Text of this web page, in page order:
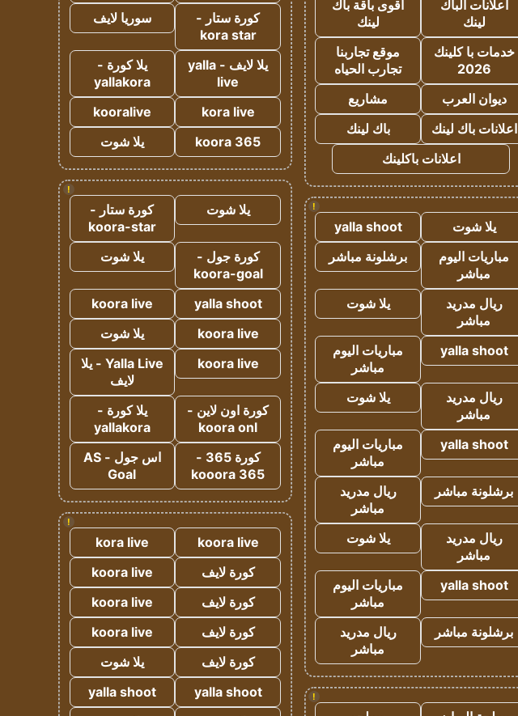
اعلانات الباك
لينك
أقوى باقة باك
لينك
خدمات با كلينك
2026
موقع تجاربنا
تجارب الحياه
ديوان العرب
مشاريع
اعلانات باك لينك
باك لينك
اعلانات باكلينك
!
يلا شوت
yalla shoot
مباريات اليوم
مباشر
برشلونة مباشر
ريال مدريد
مباشر
يلا شوت
yalla shoot
مباريات اليوم
مباشر
ريال مدريد
مباشر
يلا شوت
yalla shoot
مباريات اليوم
مباشر
برشلونة مباشر
ريال مدريد
مباشر
ريال مدريد
مباشر
يلا شوت
yalla shoot
مباريات اليوم
مباشر
برشلونة مباشر
ريال مدريد
مباشر
!
كورة ستار -
kora star
سوريا لايف
يلا لايف - yalla
live
يلا كورة -
yallakora
kora live
kooralive
koora 365
يلا شوت
!
يلا شوت
كورة ستار -
koora-star
كورة جول -
koora-goal
يلا شوت
yalla shoot
koora live
koora live
يلا شوت
koora live
Yalla Live - يلا
لايف
كورة اون لاين -
koora onl
يلا كورة -
yallakora
كورة 365 -
kooora 365
اس جول - AS
Goal
!
koora live
kora live
كورة لايف
koora live
كورة لايف
koora live
كورة لايف
koora live
كورة لايف
يلا شوت
yalla shoot
yalla shoot